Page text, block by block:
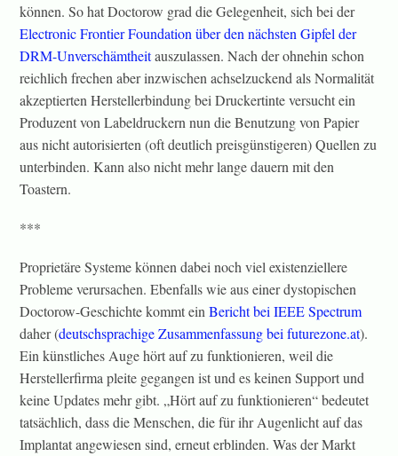
können. So hat Doctorow grad die Gelegenheit, sich bei der
Electronic Frontier Foundation über den nächsten Gipfel der
DRM-Unverschämtheitauszulassen. Nach der ohnehin schon
reichlich frechen aber inzwischen achselzuckend als Normalität
akzeptierten Herstellerbindung bei Druckertinte versucht ein
Produzent von Labeldruckern nun die Benutzung von Papier
aus nicht autorisierten (oft deutlich preisgünstigeren) Quellen zu
unterbinden. Kann also nicht mehr lange dauern mit den
Toastern.
***
Proprietäre Systeme können dabei noch viel existenziellere
Probleme verursachen. Ebenfalls wie aus einer dystopischen
Doctorow-Geschichte kommt einBericht bei IEEE Spectrum
daher (deutschsprachige Zusammenfassung bei futurezone.at).
Ein künstliches Auge hört auf zu funktionieren, weil die
Herstellerfirma pleite gegangen ist und es keinen Support und
keine Updates mehr gibt. „Hört auf zu funktionieren“ bedeutet
tatsächlich, dass die Menschen, die für ihr Augenlicht auf das
Implantat angewiesen sind, erneut erblinden. Was der Markt